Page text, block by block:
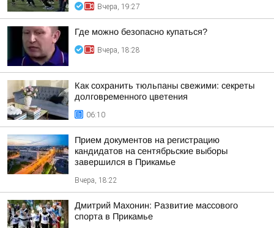
Вчера, 19:27
Где можно безопасно купаться?
Вчера, 18:28
Как сохранить тюльпаны свежими: секреты
долговременного цветения
06:10
Прием документов на регистрацию
кандидатов на сентябрьские выборы
завершился в Прикамье
Вчера, 18:22
Дмитрий Махонин: Развитие массового
спорта в Прикамье